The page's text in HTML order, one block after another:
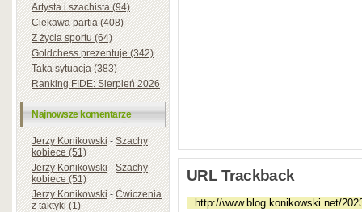
Artysta i szachista (94)
Ciekawa partia (408)
Z życia sportu (64)
Goldchess prezentuje (342)
Taka sytuacja (383)
Ranking FIDE: Sierpień 2026
Najnowsze komentarze
Jerzy Konikowski-Szachy
kobiece (51)
Jerzy Konikowski-Szachy
kobiece (51)
Jerzy Konikowski-Ćwiczenia
z taktyki (1)
URL Trackback